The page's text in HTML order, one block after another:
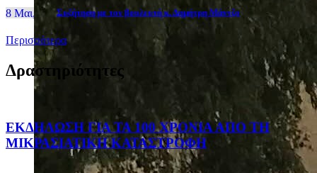
8 Μαι, 26 Συζήτηση με τον βουλευτή κ. Δημήτρη Μάντζο
Περισσότερα
Δραστηριότητες
ΕΚΔΗΛΩΣΗ ΓΙΑ ΤΑ 100 ΧΡΟΝΙΑ ΑΠΟ ΤΗ
ΜΙΚΡΑΣΙΑΤΙΚΗ ΚΑΤΑΣΤΡΟΦΗ